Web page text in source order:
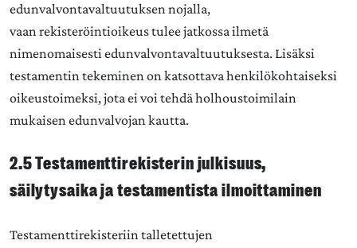
edunvalvontavaltuutuksen nojalla,
vaan rekisteröintioikeus tulee jatkossa ilmetä
nimenomaisesti edunvalvontavaltuutuksesta. Lisäksi
testamentin tekeminen on katsottava henkilökohtaiseksi
oikeustoimeksi, jota ei voi tehdä holhoustoimilain
mukaisen edunvalvojan kautta.
2.5 Testamenttirekisterin julkisuus,
säilytysaika ja testamentista ilmoittaminen
Testamenttirekisteriin talletettujen